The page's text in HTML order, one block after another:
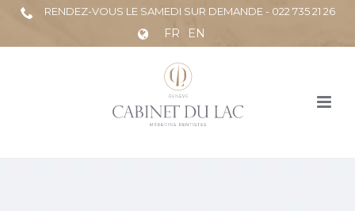
RENDEZ-VOUS LE SAMEDI SUR DEMANDE - 022 735 21 26
FR EN